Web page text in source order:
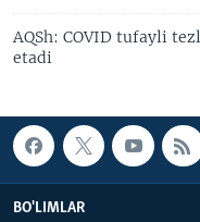
AQSh: COVID tufayli
etadi
BO'LIMLAR